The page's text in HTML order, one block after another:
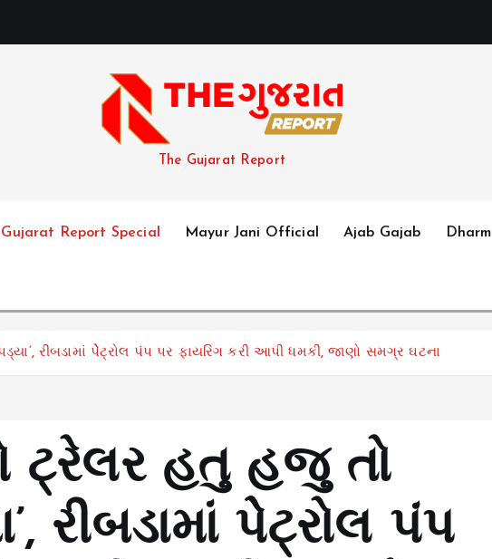
The Gujarat Report
Gujarat Report Special Mayur Jani Official Ajab Gajab Dharm
રીબડામાં પેેેટ્રોલ પંપ પર ફાયરિંગ કરી આપી ધમકી, જાણો સમગ્ર ઘટના
ટ્રેલર હતુ હજુ તો
રીબડામાં પેેેટ્રોલ પંપ